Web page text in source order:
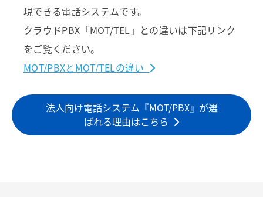
現できる電話システムです。
クラウドPBX「MOT/TEL」との違いは下記リンク
をご覧ください。
MOT/PBXとMOT/TELの違い
法人向け電話システム『MOT/PBX』が選
ばれる理由はこちら